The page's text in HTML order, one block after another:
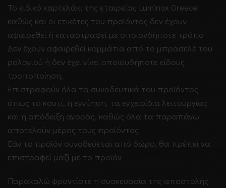
Το ειδικό καρτελάκι της εταιρείας Luminox Greece
καθώς και οι ετικέτες του προϊόντος δεν έχουν
αφαιρεθεί ή καταστραφεί με οποιονδήποτε τρόπο
Δεν έχουν αφαιρεθεί κομμάτια από το μπρασελέ του
ρολογιού ή δεν έχει γίνει οποιουδήποτε είδους
τροποποίηση.
Επιστραφούν όλα τα συνοδευτικά του προϊόντος
όπως το κουτί, η εγγύηση, τα εγχειρίδια λειτουργίας
και η απόδειξη αγοράς, καθώς όλα τα παραπάνω
αποτελούν μέρος τους προϊόντος
Εάν το προϊόν συνοδεύεται από δώρο, θα πρέπει να
επιστραφεί μαζί με το προϊόν
Παρακαλώ φροντίστε η συσκευασία της αποστολής